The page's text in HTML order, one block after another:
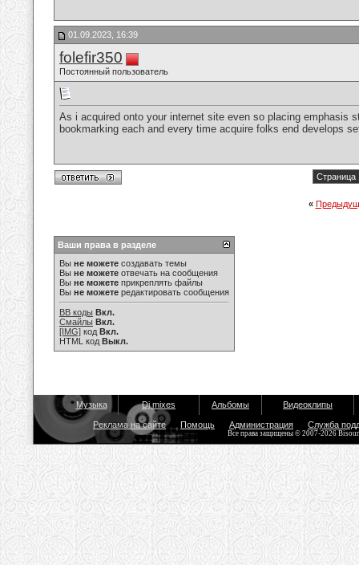
01.09.2023, 16:39
folefir350
Постоянный пользователь
As i acquired onto your internet site even so placing
bookmarking each and every time acquire folks end develops
Страница
«
Ваши права в разделе
Вы не можете создавать темы
Вы не можете отвечать на сообщения
Вы не можете прикреплять файлы
Вы не можете редактировать сообщения
BB коды Вкл.
Смайлы Вкл.
[IMG] код Вкл.
HTML код Выкл.
Музыка Dj mixes Альбомы Видеоклипы
Реклама на сайте Помощь Администрация Служба
Все права защищены © 2007-2026